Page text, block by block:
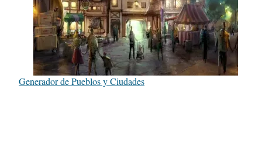
Generador de Pueblos y Ciudades